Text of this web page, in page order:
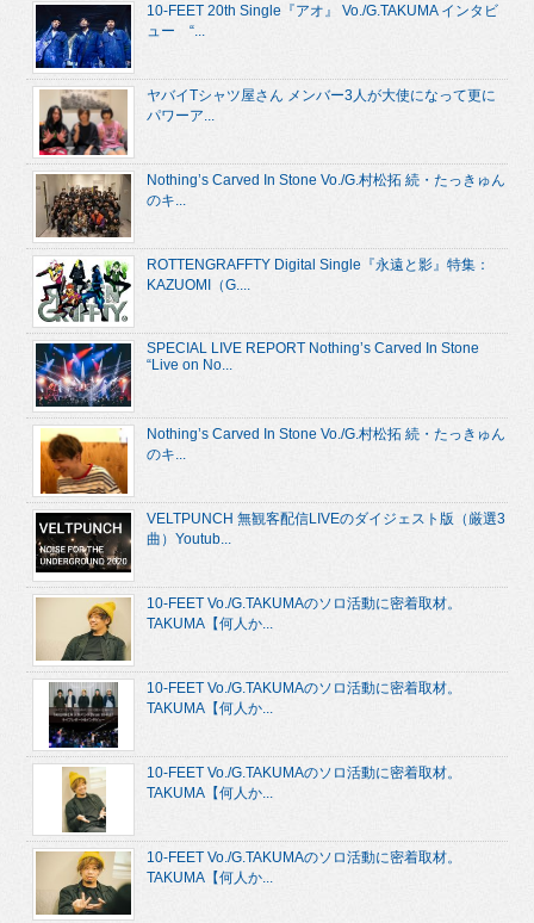
10-FEET 20th Single『アオ』 Vo./G.TAKUMA インタビ
ュー “...
ヤバイTシャツ屋さん メンバー3人が大使になって更に
パワーア...
Nothing’s Carved In Stone Vo./G.村松拓 続・たっきゅん
のキ...
ROTTENGRAFFTY Digital Single『永遠と影』特集：
KAZUOMI（G....
SPECIAL LIVE REPORT Nothing’s Carved In Stone
“Live on No...
Nothing’s Carved In Stone Vo./G.村松拓 続・たっきゅん
のキ...
VELTPUNCH 無観客配信LIVEのダイジェスト版（厳選3
曲）Youtub...
10-FEET Vo./G.TAKUMAのソロ活動に密着取材。
TAKUMA【何人か...
10-FEET Vo./G.TAKUMAのソロ活動に密着取材。
TAKUMA【何人か...
10-FEET Vo./G.TAKUMAのソロ活動に密着取材。
TAKUMA【何人か...
10-FEET Vo./G.TAKUMAのソロ活動に密着取材。
TAKUMA【何人か...